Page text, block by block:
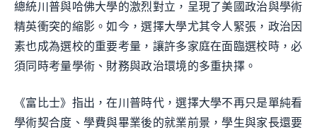
總統川普與哈佛大學的激烈對立，呈現了美國政治與學術
精英衝突的縮影。如今，選擇大學尤其令人緊張，政治因
素也成為選校的重要考量，讓許多家庭在面臨選校時，必
須同時考量學術、財務與政治環境的多重抉擇。
《富比士》指出，在川普時代，選擇大學不再只是單純看
學術契合度、學費與畢業後的就業前景，學生與家長還要